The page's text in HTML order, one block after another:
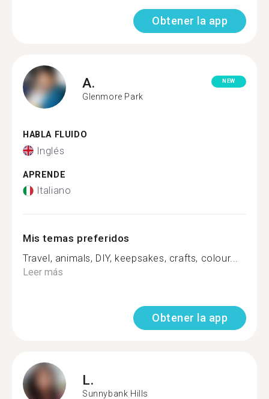
Obtener la app
A.
Glenmore Park
NEW
HABLA FLUIDO
Inglés
APRENDE
Italiano
Mis temas preferidos
Travel, animals, DIY, keepsakes, crafts, colour...
Leer más
Obtener la app
L.
Sunnybank Hills